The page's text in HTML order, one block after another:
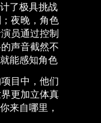
了极具挑战
夜晚，角色
员通过控制
声音截然不
能感知角色
目中，他们
更加立体真
来自哪里，